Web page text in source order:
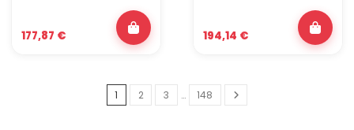
177,87 € 194,14 €
1 2 3 … 148